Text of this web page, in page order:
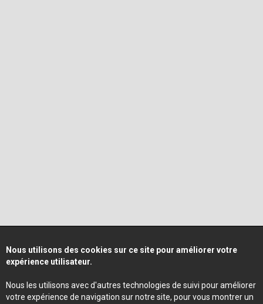
Nous utilisons des cookies sur ce site pour améliorer votre
expérience utilisateur.
Nous les utilisons avec d'autres technologies de suivi pour améliorer
votre expérience de navigation sur notre site, pour vous montrer un